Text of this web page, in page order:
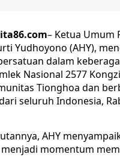
– Ketua Umum
Yudhoyono (AHY),
dalam
Nasional 2577
Tionghoa dan
seluruh Indonesia,
AHY
momentum